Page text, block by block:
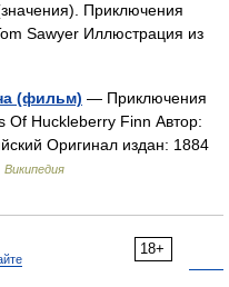
Приключения
Sawyer Иллюстрация из
(фильм) — Приключения
Of Huckleberry Finn Автор:
Оригинал издан: 1884
Википедия
18+